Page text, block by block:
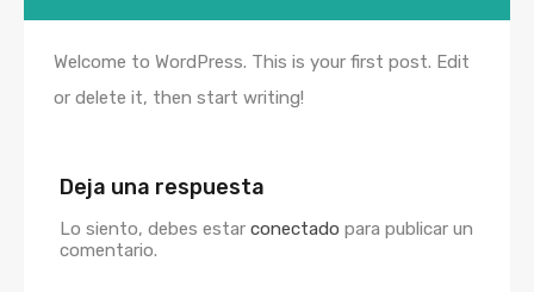
Welcome to WordPress. This is your first post. Edit
or delete it, then start writing!
Deja una respuesta
Lo siento, debes estar conectado para publicar un
comentario.